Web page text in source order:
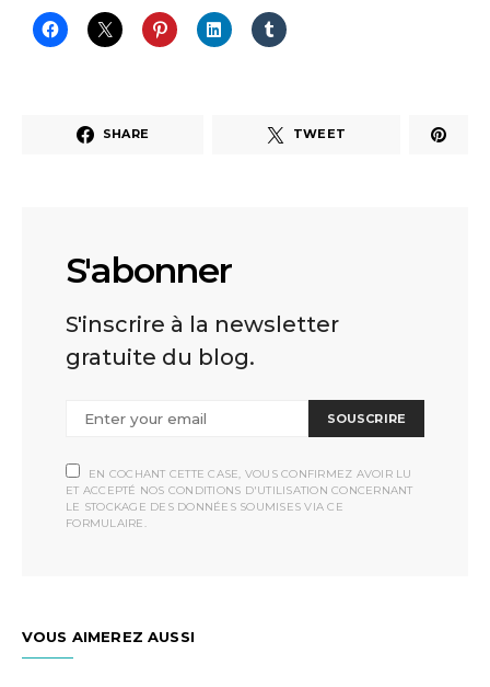
SHARE TWEET
S'abonner
S'inscrire à la newsletter
gratuite du blog.
SOUSCRIRE
EN COCHANT CETTE CASE, VOUS CONFIRMEZ AVOIR LU
ET ACCEPTÉ NOS CONDITIONS D'UTILISATION CONCERNANT
LE STOCKAGE DES DONNÉES SOUMISES VIA CE
FORMULAIRE.
VOUS AIMEREZ AUSSI